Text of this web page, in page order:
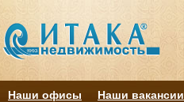
Наши офисы Наши вакансии